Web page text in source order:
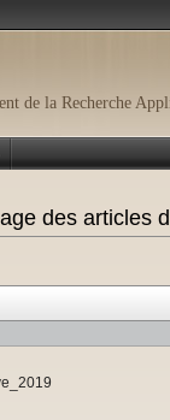
de la Recherche
des articles